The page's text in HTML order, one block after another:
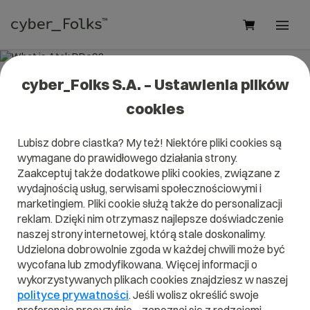
What is Atak DDoS?
It will help you better understand what exactly it isAtak
DDoSand what is the meaning to you in everyday use.
A B C D E F G H
I
J
K L M N O P Q
R
S
T U V W X Y Z
cyber_Folks S.A. – Ustawienia plików
cookies
Lubisz dobre ciastka? My też! Niektóre pliki cookies są
wymagane do prawidłowego działania strony.
Zaakceptuj także dodatkowe pliki cookies, związane z
wydajnością usług, serwisami społecznościowymi i
marketingiem. Pliki cookie służą także do personalizacji
reklam. Dzięki nim otrzymasz najlepsze doświadczenie
naszej strony internetowej, którą stale doskonalimy.
Udzielona dobrowolnie zgoda w każdej chwili może być
wycofana lub zmodyfikowana. Więcej informacji o
wykorzystywanych plikach cookies znajdziesz w naszej
polityce prywatności. Jeśli wolisz określić swoje